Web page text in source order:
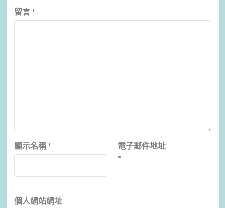
留言 *
顯示名稱 *
電子郵件地址
*
個人網站網址